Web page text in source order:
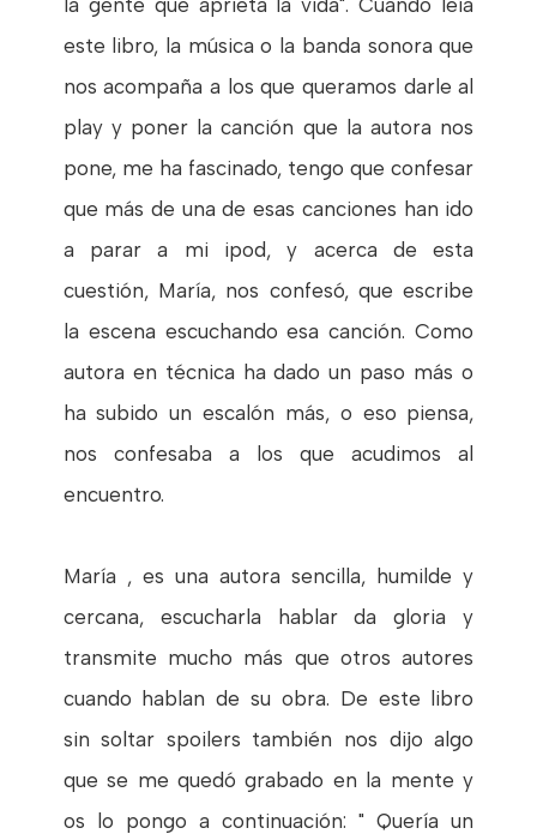
este libro, la música o la banda sonora que
nos acompaña a los que queramos darle al
play y poner la canción que la autora nos
pone, me ha fascinado, tengo que confesar
que más de una de esas canciones han ido
a parar a mi ipod, y acerca de esta
cuestión, María, nos confesó, que escribe
la escena escuchando esa canción. Como
autora en técnica ha dado un paso más o
ha subido un escalón más, o eso piensa,
nos confesaba a los que acudimos al
encuentro.
María , es una autora sencilla, humilde y
cercana, escucharla hablar da gloria y
transmite mucho más que otros autores
cuando hablan de su obra. De este libro
sin soltar spoilers también nos dijo algo
que se me quedó grabado en la mente y
os lo pongo a continuación: " Quería un